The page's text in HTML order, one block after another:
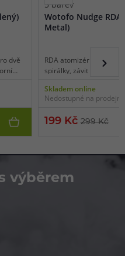
dvě
5 barev
Wotofo Nudge RDA
Metal)
RDA atomizér - DL
spirálky, závit 510,
stylový design, snadná
Skladem online
Nedostupné na
199 Kč299 Kč
výběrem